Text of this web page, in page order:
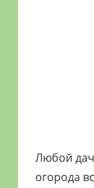
Любой
огорода